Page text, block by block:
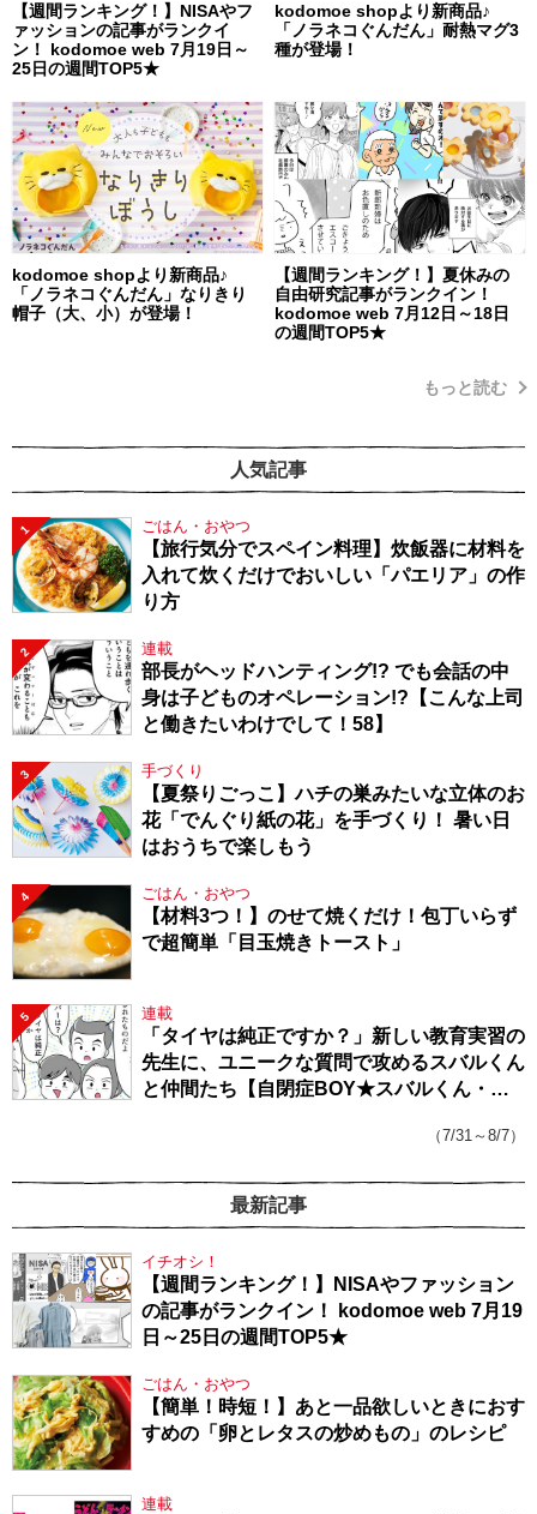
【週間ランキング！】NISAやフ
ァッションの記事がランクイ
ン！ kodomoe web 7月19日～
25日の週間TOP5★
kodomoe shopより新商品♪
「ノラネコぐんだん」耐熱マグ3
種が登場！
kodomoe shopより新商品♪
「ノラネコぐんだん」なりきり
帽子（大、小）が登場！
【週間ランキング！】夏休みの
自由研究記事がランクイン！
kodomoe web 7月12日～18日
の週間TOP5★
もっと読む
人気記事
1 ごはん・おやつ
【旅行気分でスペイン料理】炊飯器に材料を
入れて炊くだけでおいしい「パエリア」の作
り方
2 連載
部長がヘッドハンティング!? でも会話の中
身は子どものオペレーション!?【こんな上司
と働きたいわけでして！58】
3 手づくり
【夏祭りごっこ】ハチの巣みたいな立体のお
花「でんぐり紙の花」を手づくり！ 暑い日
はおうちで楽しもう
4 ごはん・おやつ
【材料3つ！】のせて焼くだけ！包丁いらず
で超簡単「目玉焼きトースト」
5 連載
「タイヤは純正ですか？」新しい教育実習の
先生に、ユニークな質問で攻めるスバルくん
と仲間たち【自閉症BOY★スバルくん・
（7/31～8/7）
最新記事
イチオシ！
【週間ランキング！】NISAやファッション
の記事がランクイン！ kodomoe web 7月19
日～25日の週間TOP5★
ごはん・おやつ
【簡単！時短！】あと一品欲しいときにおす
すめの「卵とレタスの炒めもの」のレシピ
連載